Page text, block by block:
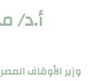
أ.د/
وزير الأوقاف